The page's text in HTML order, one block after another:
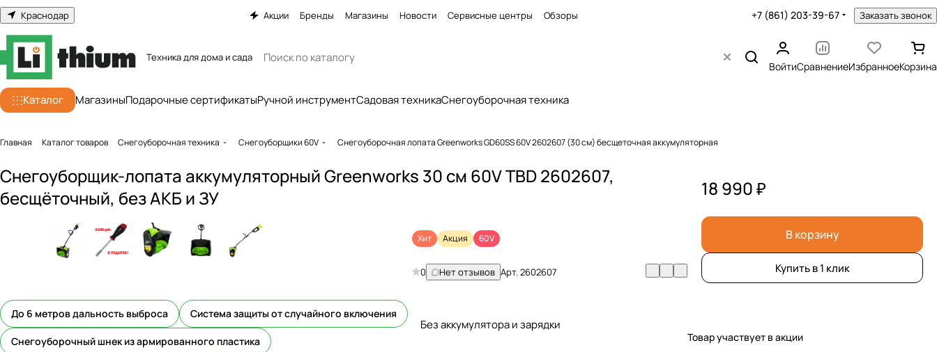
Краснодар Акции Бренды Магазины Новости Сервисные центры Обзоры +7 (861) 203-39-67 Заказать звонок
Техника для дома и сада
ВойтиСравнениеИзбранноеКорзина
Каталог МагазиныПодарочные сертификатыРучной инструментСадовая техникаСнегоуборочная техника
Главная Каталог товаров Снегоуборочная техника Снегоуборщики 60V Снегоуборочная лопата Greenworks GD60SS 60V 2602607 (30 см) бесщеточная аккумуляторная
Снегоуборщик-лопата аккумуляторный Greenworks 30 см 60V TBD 2602607,
бесщёточный, без АКБ и ЗУ
До 6 метров дальность выброса Система защиты от случайного включения
Снегоуборочный шнек из армированного пластика
Хит Акция 60V
0 Нет отзывов Арт.2602607
Без аккумулятора и зарядки
18 990 ₽
В корзину
Купить в 1 клик
Товар участвует в акции